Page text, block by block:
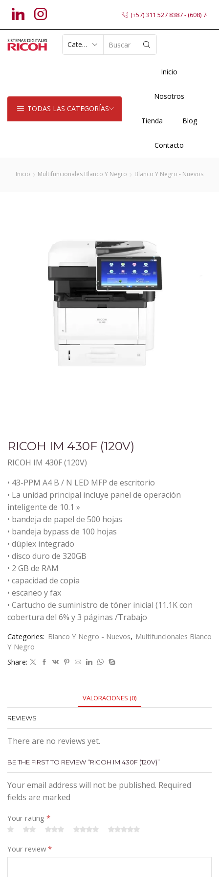
(+57) 311 527 8387 - (608)
SEARCH
TODAS LAS CATEGORÍAS
Inicio
Nosotros
Tienda Blog
Contacto
Inicio Multifuncionales Blanco Y Negro Blanco Y Negro - Nuevos
RICOH IM 430F (120V)
RICOH IM 430F (120V)
• 43-PPM A4 B / N LED MFP de escritorio
• La unidad principal incluye panel de operación
inteligente de 10.1 »
• bandeja de papel de 500 hojas
• bandeja bypass de 100 hojas
• dúplex integrado
• disco duro de 320GB
• 2 GB de RAM
• capacidad de copia
• escaneo y fax
• Cartucho de suministro de tóner inicial (11.1K con
cobertura del 6% y 3 páginas /Trabajo
Categories: Blanco Y Negro - Nuevos, Multifuncionales Blanco
Y Negro
Share:
VALORACIONES (0)
REVIEWS
There are no reviews yet.
BE THE FIRST TO REVIEW “RICOH IM 430F (120V)”
Your email address will not be published. Required
fields are marked
Your rating *
Your review *